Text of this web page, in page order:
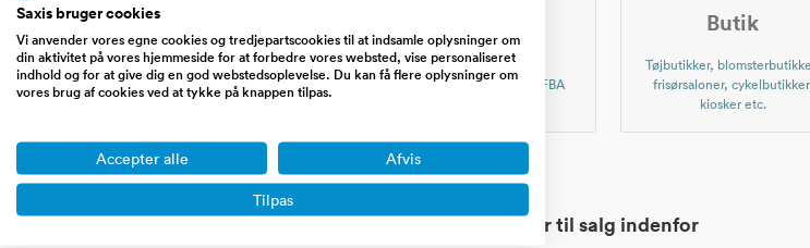
Portaler, community sites,
affiliate sites, blogs, saas,
markedspladser etc.
Handel over nettet,
dropshipping, Amazon FBA
Butik
Tøjbutikker,
frisørsaloner,
kiosker etc.
Virksomheder til salg indenfor
Saxis bruger cookies
Vi anvender vores egne cookies og tredjepartscookies til at indsamle oplysninger om
din aktivitet på vores hjemmeside for at forbedre vores websted, vise personaliseret
indhold og for at give dig en god webstedsoplevelse. Du kan få flere oplysninger om
vores brug af cookies ved at tykke på knappen tilpas.
Accepter alle Afvis
Tilpas